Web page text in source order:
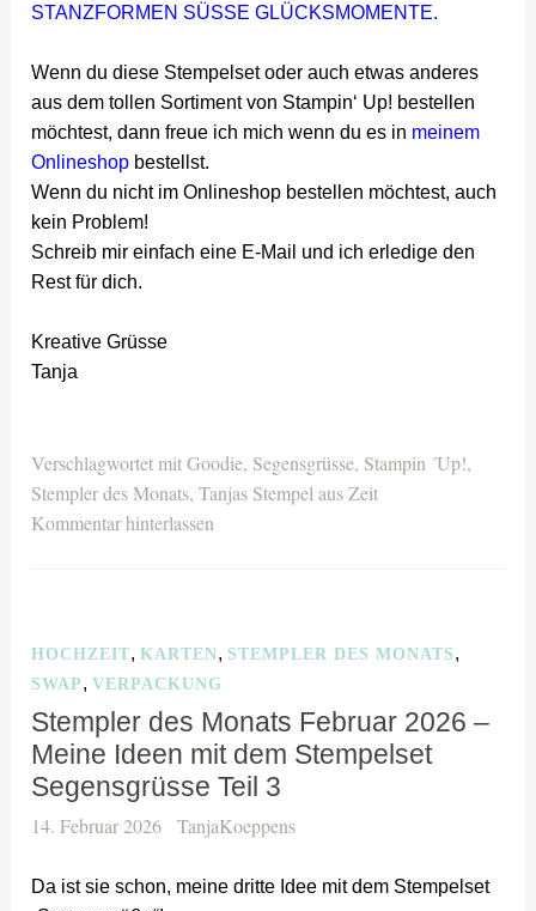
STANZFORMEN SÜSSE GLÜCKSMOMENTE.
Wenn du diese Stempelset oder auch etwas anderes
aus dem tollen Sortiment von Stampin‘ Up! bestellen
möchtest, dann freue ich mich wenn du es in meinem
Onlineshop bestellst.
Wenn du nicht im Onlineshop bestellen möchtest, auch
kein Problem!
Schreib mir einfach eine E-Mail und ich erledige den
Rest für dich.
Kreative Grüsse
Tanja
Verschlagwortet mitGoodie, Segensgrüsse, Stampin ´Up!,
Stempler des Monats,Tanjas Stempel aus Zeit
Kommentar hinterlassen
HOCHZEIT,KARTEN, STEMPLER DES MONATS ,
SWAP ,VERPACKUNG
Stempler des Monats Februar 2026 –
Meine Ideen mit dem Stempelset
Segensgrüsse Teil 3
14. Februar 2026 TanjaKoeppens
Da ist sie schon, meine dritte Idee mit dem Stempelset